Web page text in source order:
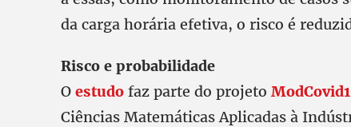
da carga horária efetiva, o risco é
Risco e probabilidade
O estudo faz parte do projeto
Ciências Matemáticas Aplicadas à